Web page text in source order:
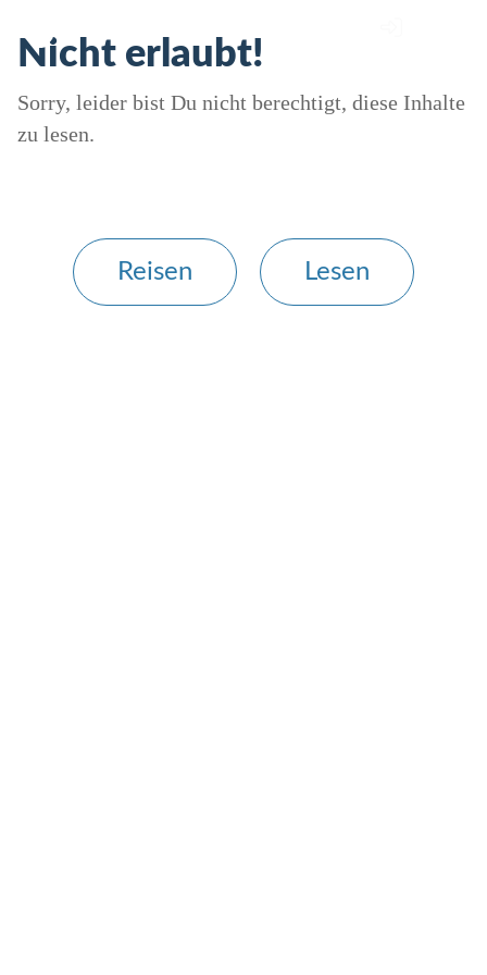
Nicht erlaubt!
Sorry, leider bist Du nicht berechtigt, diese Inhalte
zu lesen.
Reisen Lesen